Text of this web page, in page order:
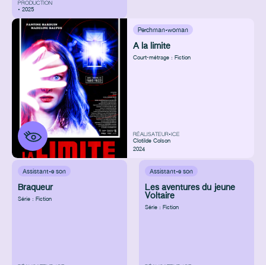
PRODUCTION
• 2025
Perchman·woman
A la limite
Court-métrage : Fiction
RÉALISATEUR•ICE
Clotilde Colson
2024
Assistant·e son
Braqueur
Série : Fiction
Assistant·e son
Les aventures du jeune
Voltaire
Série : Fiction